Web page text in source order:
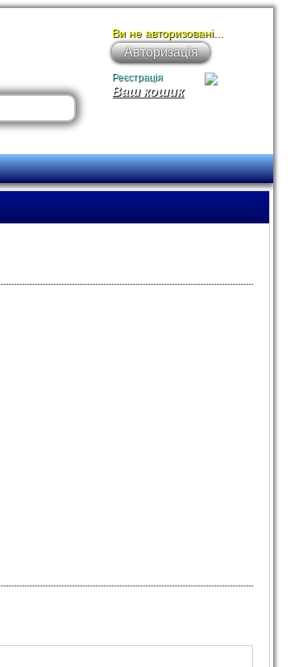
Ваш кошик
Ви не авторизовані...
Авторизація
Реєстрація